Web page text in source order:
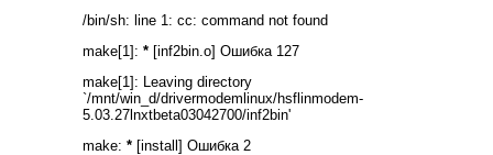
/bin/sh: line 1: cc: command not found
make[1]: * [inf2bin.o] Ошибка 127
make[1]: Leaving directory
`/mnt/win_d/drivermodemlinux/hsflinmodem-
5.03.27lnxtbeta03042700/inf2bin'
make: * [install] Ошибка 2